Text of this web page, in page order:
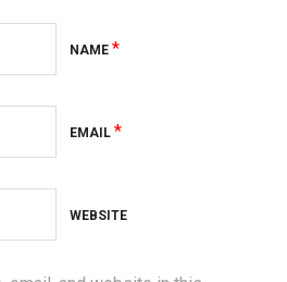
NAME *
EMAIL *
WEBSITE